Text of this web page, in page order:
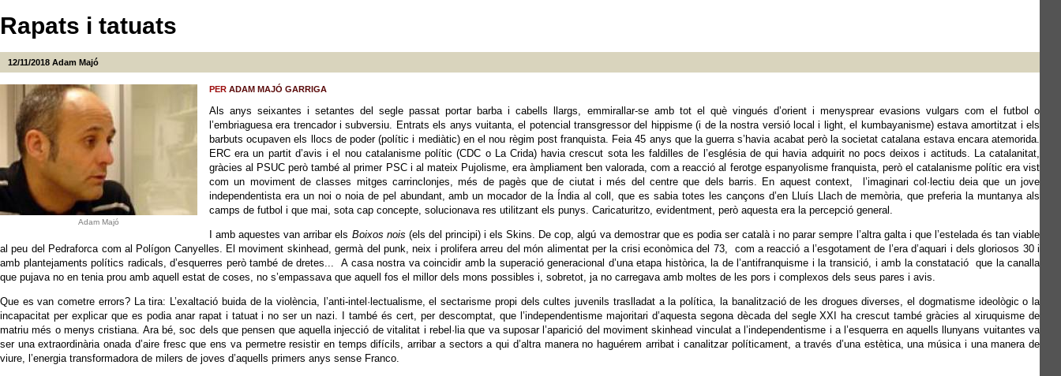
Rapats i tatuats
12/11/2018 Adam Majó
Adam Majó
PER ADAM MAJÓ GARRIGA
Als anys seixantes i setantes del segle passat portar barba i cabells llargs, emmirallar-se amb tot el què vingués d’orient i menysprear evasions vulgars com el futbol o
l’embriaguesa era trencador i subversiu. Entrats els anys vuitanta, el potencial transgressor del hippisme (i de la nostra versió local i light, el kumbayanisme) estava amortitzat i els
barbuts ocupaven els llocs de poder (polític i mediàtic) en el nou règim post franquista. Feia 45 anys que la guerra s’havia acabat però la societat catalana estava encara atemorida.
ERC era un partit d’avis i el nou catalanisme polític (CDC o La Crida) havia crescut sota les faldilles de l’església de qui havia adquirit no pocs deixos i actituds. La catalanitat,
gràcies al PSUC però també al primer PSC i al mateix Pujolisme, era àmpliament ben valorada, com a reacció al ferotge espanyolisme franquista, però el catalanisme polític era vist
com un moviment de classes mitges carrinclonjes, més de pagès que de ciutat i més del centre que dels barris. En aquest context, l’imaginari col·lectiu deia que un jove
independentista era un noi o noia de pel abundant, amb un mocador de la Índia al coll, que es sabia totes les cançons d’en Lluís Llach de memòria, que preferia la muntanya als
camps de futbol i que mai, sota cap concepte, solucionava res utilitzant els punys. Caricaturitzo, evidentment, però aquesta era la percepció general.
I amb aquestes van arribar els Boixos nois (els del principi) i els Skins. De cop, algú va demostrar que es podia ser català i no parar sempre l’altra galta i que l’estelada és tan viable
al peu del Pedraforca com al Polígon Canyelles. El moviment skinhead, germà del punk, neix i prolifera arreu del món alimentat per la crisi econòmica del 73, com a reacció a l’esgotament de l’era d’aquari i dels gloriosos 30 i
amb plantejaments polítics radicals, d’esquerres però també de dretes... A casa nostra va coincidir amb la superació generacional d’una etapa històrica, la de l’antifranquisme i la transició, i amb la constatació que la canalla
que pujava no en tenia prou amb aquell estat de coses, no s’empassava que aquell fos el millor dels mons possibles i, sobretot, ja no carregava amb moltes de les pors i complexos dels seus pares i avis.
Que es van cometre errors? La tira: L’exaltació buida de la violència, l’anti-intel·lectualisme, el sectarisme propi dels cultes juvenils traslladat a la política, la banalització de les drogues diverses, el dogmatisme ideològic o la
incapacitat per explicar que es podia anar rapat i tatuat i no ser un nazi. I també és cert, per descomptat, que l’independentisme majoritari d’aquesta segona dècada del segle XXI ha crescut també gràcies al xiruquisme de
matriu més o menys cristiana. Ara bé, soc dels que pensen que aquella injecció de vitalitat i rebel·lia que va suposar l’aparició del moviment skinhead vinculat a l’independentisme i a l’esquerra en aquells llunyans vuitantes va
ser una extraordinària onada d’aire fresc que ens va permetre resistir en temps difícils, arribar a sectors a qui d’altra manera no haguérem arribat i canalitzar políticament, a través d’una estètica, una música i una manera de
viure, l’energia transformadora de milers de joves d’aquells primers anys sense Franco.